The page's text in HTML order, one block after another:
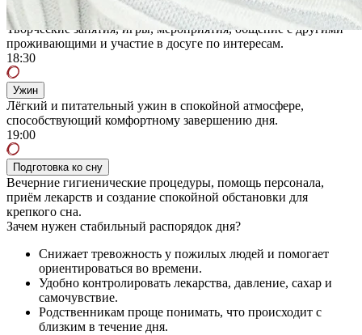
Личное время, занятия по интересам, общение
Творческие занятия, игры, мероприятия, общение с другими
проживающими и участие в досуге по интересам.
18:30
Ужин
Лёгкий и питательный ужин в спокойной атмосфере,
способствующий комфортному завершению дня.
19:00
Подготовка ко сну
Вечерние гигиенические процедуры, помощь персонала,
приём лекарств и создание спокойной обстановки для
крепкого сна.
Зачем нужен стабильный распорядок дня?
Снижает тревожность у пожилых людей и помогает
ориентироваться во времени.
Удобно контролировать лекарства, давление, сахар и
самочувствие.
Родственникам проще понимать, что происходит с
близким в течение дня.